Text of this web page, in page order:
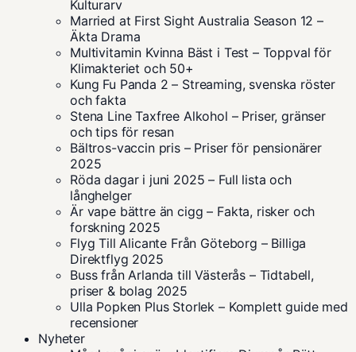
Kulturarv
Married at First Sight Australia Season 12 –
Äkta Drama
Multivitamin Kvinna Bäst i Test – Toppval för
Klimakteriet och 50+
Kung Fu Panda 2 – Streaming, svenska röster
och fakta
Stena Line Taxfree Alkohol – Priser, gränser
och tips för resan
Bältros-vaccin pris – Priser för pensionärer
2025
Röda dagar i juni 2025 – Full lista och
långhelger
Är vape bättre än cigg – Fakta, risker och
forskning 2025
Flyg Till Alicante Från Göteborg – Billiga
Direktflyg 2025
Buss från Arlanda till Västerås – Tidtabell,
priser & bolag 2025
Ulla Popken Plus Storlek – Komplett guide med
recensioner
Nyheter